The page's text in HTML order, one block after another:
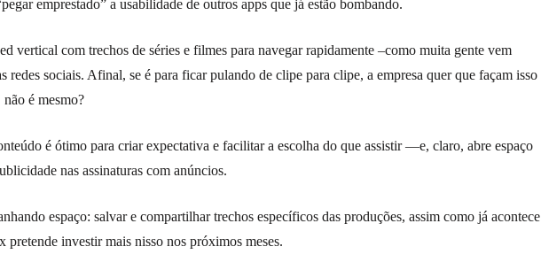
emprestado” a usabilidade de outros apps que já estão bombando.
vertical com trechos de séries e filmes para navegar rapidamente –como muita gente vem
redes sociais. Afinal, se é para ficar pulando de clipe para clipe, a empresa quer que façam isso
é mesmo?
é ótimo para criar expectativa e facilitar a escolha do que assistir —e, claro, abre espaço
nas assinaturas com anúncios.
espaço: salvar e compartilhar trechos específicos das produções, assim como já acontece
pretende investir mais nisso nos próximos meses.